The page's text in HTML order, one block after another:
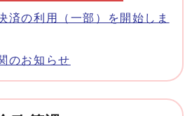
済の利用（一部）を開始しま
のお知らせ